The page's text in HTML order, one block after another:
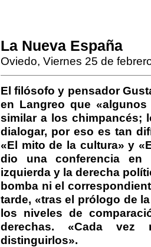
La Nueva España
Oviedo, Viernes 25 de
El filósofo y pensador
en Langreo que
similar a los chimpancés;
dialogar, por eso es tan
«El mito de la cultura» y
dio una conferencia en
izquierda y la derecha
bomba ni el
tarde, «tras el prólogo de
los niveles de
derechas. «Cada vez
distinguirlos».